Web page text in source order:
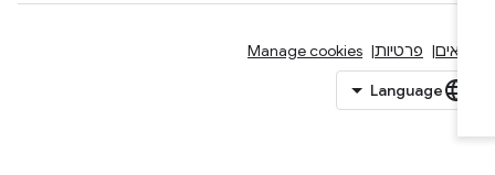
פרטיות Manage cookies